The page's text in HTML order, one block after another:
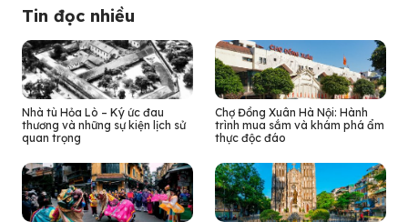
Tin đọc nhiều
Nhà tù Hỏa Lò – Ký ức đau
thương và những sự kiện lịch sử
quan trọng
Chợ Đồng Xuân Hà Nội: Hành
trình mua sắm và khám phá ẩm
thực độc đáo